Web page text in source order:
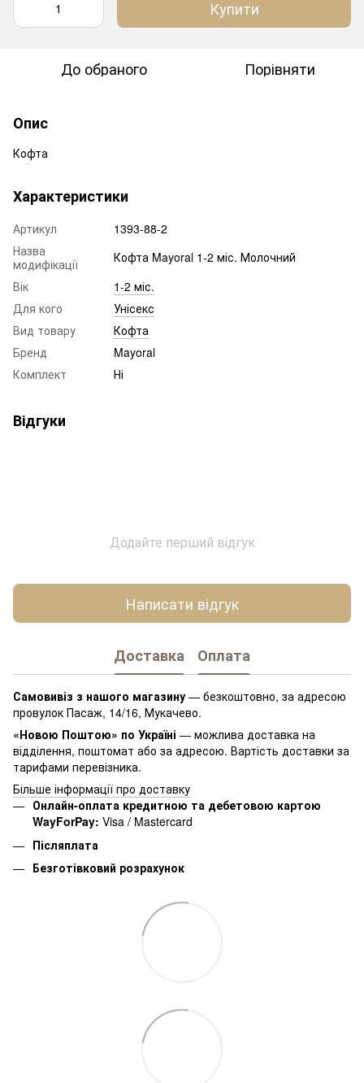
Купити
До обраного Порівняти
Опис
Кофта
Характеристики
Артикул
1393-88-2
Назва
модифікації
Кофта Mayoral 1-2 міс. Молочний
Вік
1-2 міс.
Для кого
Унісекс
Вид товару
Кофта
Бренд
Mayoral
Комплект
Ні
Відгуки
Додайте перший відгук
Написати відгук
Доставка Оплата
Самовивіз з нашого магазину — безкоштовно, за адресою
провулок Пасаж, 14/16, Мукачево.
«Новою Поштою» по Україні — можлива доставка на
відділення, поштомат або за адресою. Вартість доставки за
тарифами перевізника.
Більше інформації про доставку
Онлайн-оплата кредитною та дебетовою картою
WayForPay: Visa / Mastercard
Післяплата
Безготівковий розрахунок